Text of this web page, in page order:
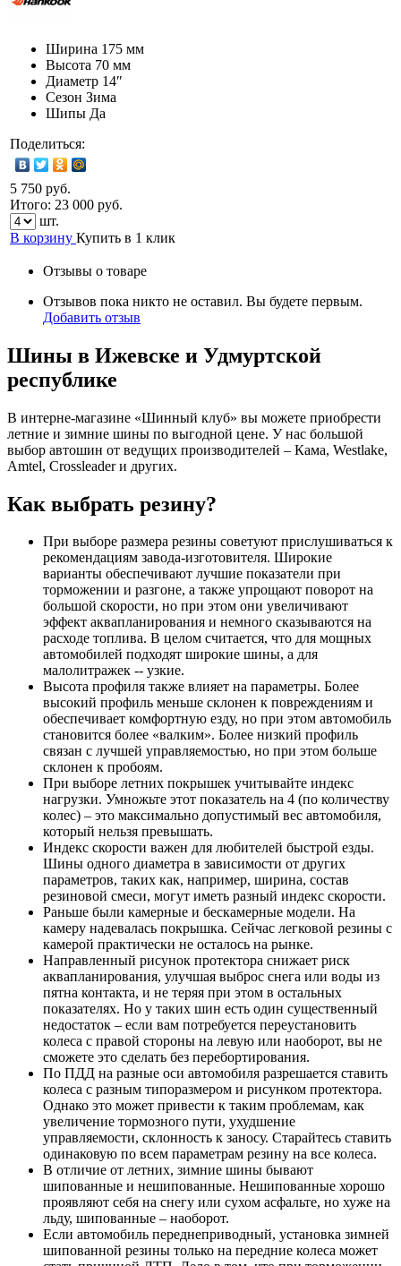
Ширина 175 мм
Высота 70 мм
Диаметр 14″
Сезон Зима
Шипы Да
Поделиться:
5 750 руб.
Итого: 23 000 руб.
шт.
В корзину Купить в 1 клик
Отзывы о товаре
Отзывов пока никто не оставил. Вы будете первым.
Добавить отзыв
Шины в Ижевске и Удмуртской
республике
В интерне-магазине «Шинный клуб» вы можете приобрести
летние и зимние шины по выгодной цене. У нас большой
выбор автошин от ведущих производителей – Кама, Westlake,
Amtel, Crossleader и других.
Как выбрать резину?
При выборе размера резины советуют прислушиваться к
рекомендациям завода-изготовителя. Широкие
варианты обеспечивают лучшие показатели при
торможении и разгоне, а также упрощают поворот на
большой скорости, но при этом они увеличивают
эффект аквапланирования и немного сказываются на
расходе топлива. В целом считается, что для мощных
автомобилей подходят широкие шины, а для
малолитражек -- узкие.
Высота профиля также влияет на параметры. Более
высокий профиль меньше склонен к повреждениям и
обеспечивает комфортную езду, но при этом автомобиль
становится более «валким». Более низкий профиль
связан с лучшей управляемостью, но при этом больше
склонен к пробоям.
При выборе летних покрышек учитывайте индекс
нагрузки. Умножьте этот показатель на 4 (по количеству
колес) – это максимально допустимый вес автомобиля,
который нельзя превышать.
Индекс скорости важен для любителей быстрой езды.
Шины одного диаметра в зависимости от других
параметров, таких как, например, ширина, состав
резиновой смеси, могут иметь разный индекс скорости.
Раньше были камерные и бескамерные модели. На
камеру надевалась покрышка. Сейчас легковой резины с
камерой практически не осталось на рынке.
Направленный рисунок протектора снижает риск
аквапланирования, улучшая выброс снега или воды из
пятна контакта, и не теряя при этом в остальных
показателях. Но у таких шин есть один существенный
недостаток – если вам потребуется переустановить
колеса с правой стороны на левую или наоборот, вы не
сможете это сделать без перебортирования.
По ПДД на разные оси автомобиля разрешается ставить
колеса с разным типоразмером и рисунком протектора.
Однако это может привести к таким проблемам, как
увеличение тормозного пути, ухудшение
управляемости, склонность к заносу. Старайтесь ставить
одинаковую по всем параметрам резину на все колеса.
В отличие от летних, зимние шины бывают
шипованные и нешипованные. Нешипованные хорошо
проявляют себя на снегу или сухом асфальте, но хуже на
льду, шипованные – наоборот.
Если автомобиль переднеприводный, установка зимней
шипованной резины только на передние колеса может